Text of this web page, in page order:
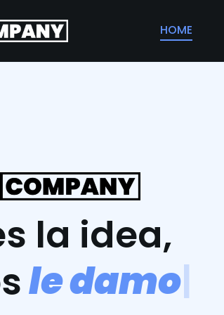
HOME
la idea,
ledamos